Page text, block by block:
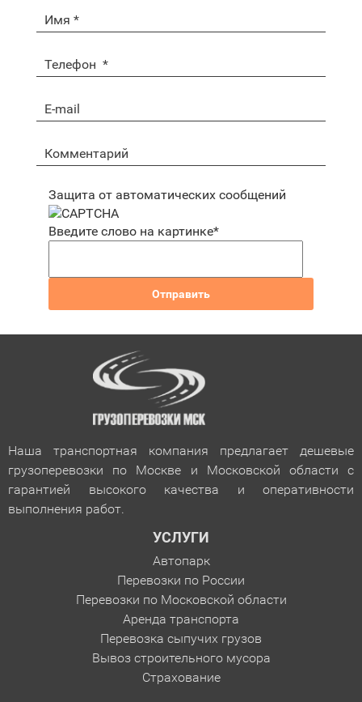
Защита от автоматических сообщений
Введите слово на картинке*
Наша транспортная компания предлагает дешевые
грузоперевозки по Москве и Московской области с
гарантией высокого качества и оперативности
выполнения работ.
УСЛУГИ
Автопарк
Перевозки по России
Перевозки по Московской области
Аренда транспорта
Перевозка сыпучих грузов
Вывоз строительного мусора
Страхование